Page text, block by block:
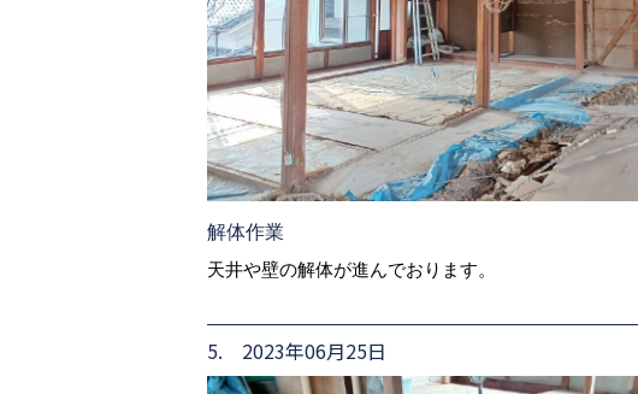
解体作業
天井や壁の解体が進んでおります。
5. 2023年06月25日